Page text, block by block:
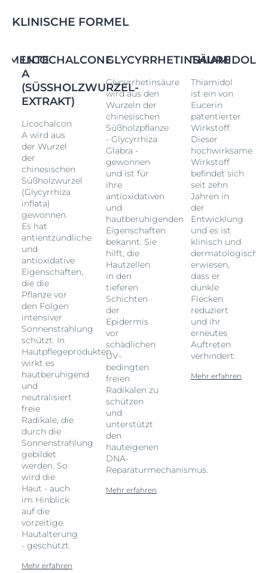
KLINISCHE FORMEL
LICOCHALCONE
A
(SÜSSHOLZWURZEL-E
XTRAKT)
Licochalcon
A wird aus
der Wurzel
der
chinesischen
Süßholzwurzel
(Glycyrrhiza
inflata)
gewonnen.
Es hat
antientzündliche
und
antioxidative
Eigenschaften,
die die
Pflanze vor
den Folgen
intensiver
Sonnenstrahlung
schützt. In
Hautpflegeprodukten
wirkt es
hautberuhigend
und
neutralisiert
freie
Radikale, die
durch die
Sonnenstrahlung
gebildet
werden. So
wird die
Haut - auch
im Hinblick
auf die
vorzeitige
Hautalterung
- geschützt.
Mehr erfahren
GLYCYRRHETINSÄURE
Glycyrrhetinsäure
wird aus den
Wurzeln der
chinesischen
Süßholzpflanze
- Glycyrrhiza
Glabra -
gewonnen
und ist für
ihre
antioxidativen
und
hautberuhigenden
Eigenschaften
bekannt. Sie
hilft, die
Hautzellen
in den
tieferen
Schichten
der
Epidermis
vor
schädlichen
UV-
bedingten
freien
Radikalen zu
schützen
und
unterstützt
den
hauteigenen
DNA-
Reparaturmechanismus.
Mehr erfahren
THIAMIDOL
Thiamidol
ist ein von
Eucerin
patentierter
Wirkstoff.
Dieser
hochwirksame
Wirkstoff
befindet sich
seit zehn
Jahren in
der
Entwicklung
und es ist
klinisch und
dermatologisch
erwiesen,
dass er
dunkle
Flecken
reduziert
und ihr
erneutes
Auftreten
verhindert.
Mehr erfahren